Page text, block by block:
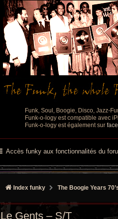
Funk, Soul, Boogie, Disco, Jazz-
Funk-o-logy est compatible avec
Funk-o-logy est également sur
Accès funky aux fonctionnalités du
Index funky The Boogie Years
Le Gents – S/T